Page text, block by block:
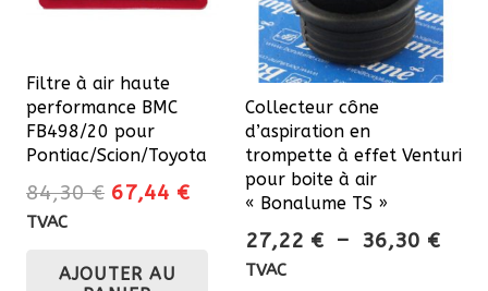
Filtre à air haute
performance BMC
FB498/20 pour
Pontiac/Scion/Toyota
84,30€ Le
était :
67,44 €Le
actuel
TVAC
AJOUTER AU
Collecteur cône
d’aspiration en
trompette à effet Venturi
pour boite à air
« Bonalume TS »
27,22 € – 36,30 €
TVAC